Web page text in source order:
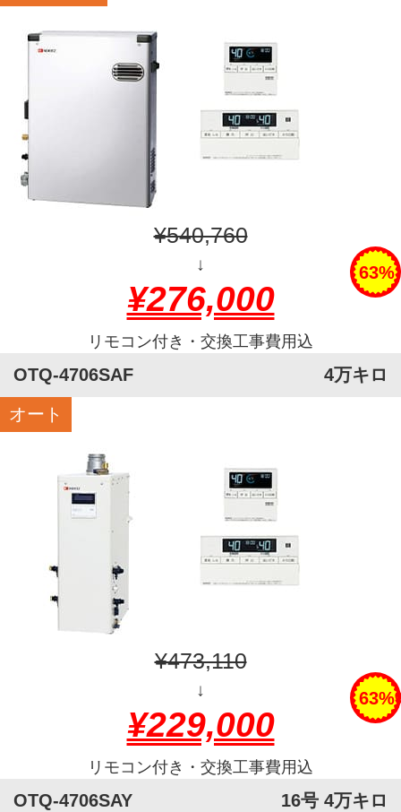
¥540,760
63%
↓
¥276,000
リモコン付き・交換工事費用込
OTQ-4706SAF
4万キロ
オート
¥473,110
↓
¥229,000
リモコン付き・交換工事費用込
OTQ-4706SAY
16号 4万キロ